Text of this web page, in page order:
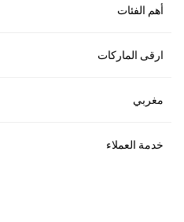
أهم الفئات
ارقى الماركات
مغربي
خدمة العملاء